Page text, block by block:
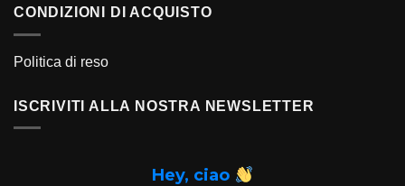
CONDIZIONI DI ACQUISTO
Politica di reso
ISCRIVITI ALLA NOSTRA NEWSLETTER
Hey, ciao